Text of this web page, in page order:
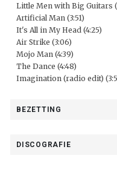
Little Men with Big Guitars
Artificial Man (3:51)
It's All in My Head (4:25)
Air Strike (3:06)
Mojo Man (4:39)
The Dance (4:48)
Imagination (radio edit)
BEZETTING
DISCOGRAFIE